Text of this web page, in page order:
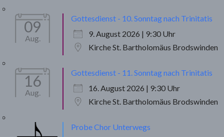
09
Aug.
Gottesdienst - 10. Sonntag nach Trinitatis
9. August 2026 | 9:30 Uhr
Kirche St. Bartholomäus Brodswinden
16
Aug.
Gottesdienst - 11. Sonntag nach Trinitatis
16. August 2026 | 9:30 Uhr
Kirche St. Bartholomäus Brodswinden
Probe Chor Unterwegs